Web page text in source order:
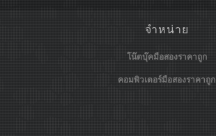
จำหน่าย
โน๊ตบุ๊คมือสองราคาถูก
คอมพิวเตอร์มือสองราคาถูก